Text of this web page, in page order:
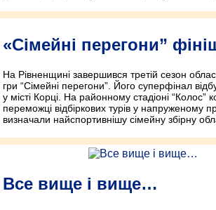
«Сімейні перегони”
На Рівненщині завершився третій сезон
гри “Сімейні перегони”. Його суперфінал
у місті Корці. На районному стадіоні “Колос”
переможці відбіркових турів у напруженому
визначали найспортивнішу сімейну збірну
Все вище і вище…